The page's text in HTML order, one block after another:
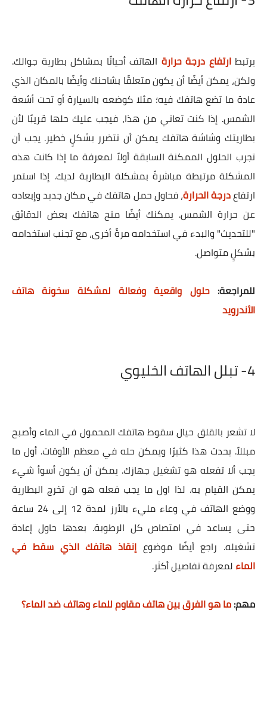
يرتبطارتفاع درجة حرارة الهاتف أحيانًا بمشاكل بطارية جوالك.
ولكن، يمكن أيضًا أن يكون متعلقًا بشاحنك وأيضًا بالمكان الذي
عادة ما تضع هاتفك فيه؛ مثلا كوضعه بالسيارة أو تحت أشعة
الشمس. إذا كنت تعاني من هذا، فيجب عليك حلها قريبًا لأن
بطاريتك وشاشة هاتفك يمكن أن تتضرر بشكلٍ خطير. يجب أن
تجرب الحلول الممكنة السابقة أولاً لمعرفة ما إذا كانت هذه
المشكلة مرتبطة مباشرةً بمشكلة البطارية لديك. إذا استمر
ارتفاعدرجة الحرارة، فحاول حمل هاتفك في مكان جديد وإبعاده
عن حرارة الشمس. يمكنك أيضًا منح هاتفك بعض الدقائق
"للتحديث" والبدء في استخدامه مرةً أخرى، مع تجنب استخدامه
بشكلٍ متواصل.
للمراجعة: حلول واقعية وفعالة لمشكلة سخونة هاتف
الأندرويد
4- تبلل الهاتف الخليوي
لا تشعر بالقلق حيال سقوط هاتفك المحمول في الماء وأصبح
مبللاً. يحدث هذا كثيرًا ويمكن حله في معظم الأوقات. أول ما
يجب ألا تفعله هو تشغيل جهازك. يمكن أن يكون أسوأ شيء
يمكن القيام به. لذا اول ما يجب فعله هو ان تخرج البطارية
ووضع الهاتف في وعاء مليء بالأرز لمدة 12 إلى 24 ساعة
حتى يساعد في امتصاص كل الرطوبة. بعدها حاول إعادة
تشغيله. راجع أيضًا موضوعإنقاذ هاتفك الذي سقط في
الماءلمعرفة تفاصيل أكثر.
مهم:ما هو الفرق بين هاتف مقاوم للماء وهاتف ضد الماء؟